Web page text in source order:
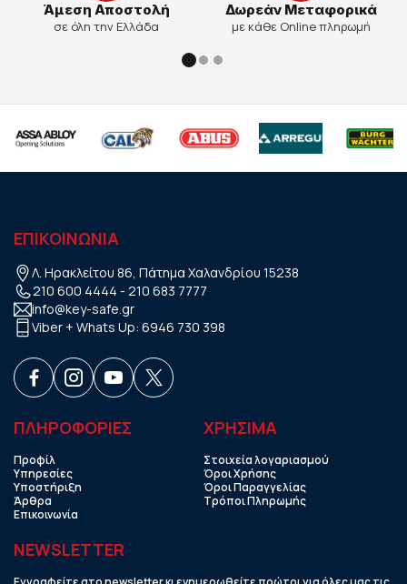
Άμεση Αποστολή
σε όλη την Ελλάδα
Δωρεάν Μεταφορικά
με κάθε Online πληρωμή
ΕΠΙΚΟΙΝΩΝΙΑ
Λ. Ηρακλείτου 86, Πάτημα Χαλανδρίου 15238
210 600 4444 - 210 683 7777
info@key-safe.gr
Viber + Whats Up: 6946 730 398
ΠΛΗΡΟΦΟΡΙΕΣ
Προφίλ
Υπηρεσίες
Υποστήριξη
Άρθρα
Επικοινωνία
ΧΡHΣΙΜΑ
Στοιχεία λογαριασμού
Όροι Χρήσης
Όροι Παραγγελίας
Τρόποι Πληρωμής
NEWSLETTER